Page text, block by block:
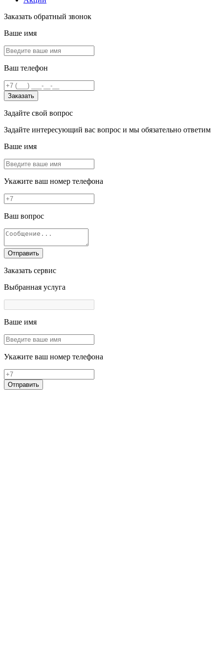
Заказать обратный звонок
Ваше имя
Ваш телефон
Заказать
Задайте свой вопрос
Задайте интересующий вас вопрос и мы обязательно ответим
Ваше имя
Укажите ваш номер телефона
Ваш вопрос
Отправить
Заказать сервис
Выбранная услуга
Ваше имя
Укажите ваш номер телефона
Отправить